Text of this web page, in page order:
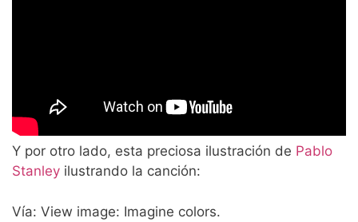
Y por otro lado, esta preciosa ilustración de Pablo
Stanley ilustrando la canción:
Vía: View image: Imagine colors.